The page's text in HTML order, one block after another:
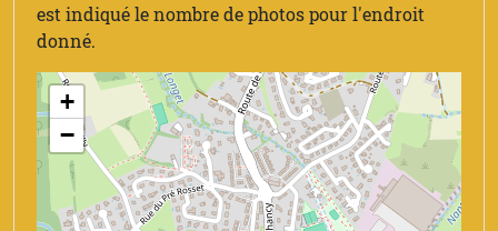
est indiqué le nombre de photos pour l'endroit
donné.
+
−